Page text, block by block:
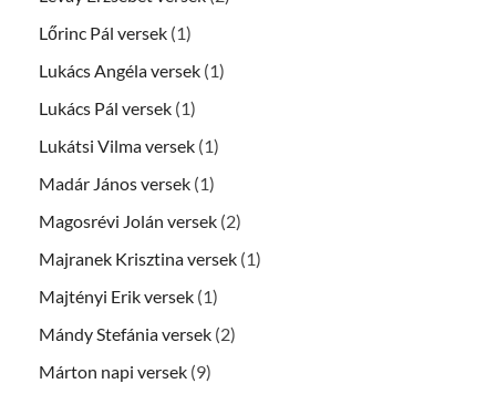
Lőrinc Pál versek (1)
Lukács Angéla versek (1)
Lukács Pál versek (1)
Lukátsi Vilma versek (1)
Madár János versek (1)
Magosrévi Jolán versek (2)
Majranek Krisztina versek (1)
Majtényi Erik versek (1)
Mándy Stefánia versek (2)
Márton napi versek (9)